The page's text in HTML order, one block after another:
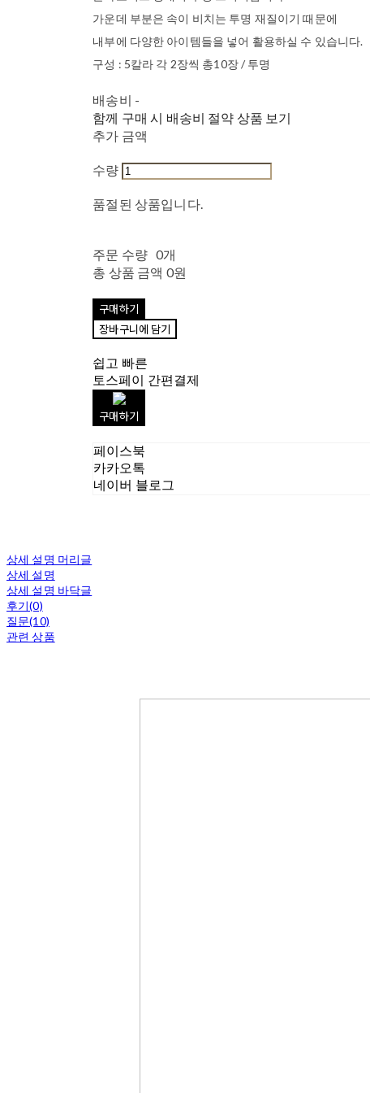
가운데 부분은 속이 비치는 투명 재질이기 때문에
내부에 다양한 아이템들을 넣어 활용하실 수 있습니다.
구성 : 5칼라 각 2장씩 총10장 / 투명
배송비 -
함께 구매 시 배송비 절약 상품 보기
추가 금액
수량
품절된 상품입니다.
주문 수량 0개
총 상품 금액 0원
구매하기
장바구니에 담기
쉽고 빠른
토스페이 간편결제
구매하기
페이스북
카카오톡
네이버 블로그
상세 설명 머리글
상세 설명
상세 설명 바닥글
후기(0)
질문(10)
관련 상품